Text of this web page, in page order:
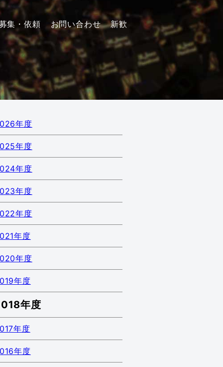
集・依頼 お問い合わせ 新歓
年度
年度
年度
年度
年度
年度
年度
年度
年度
年度
年度